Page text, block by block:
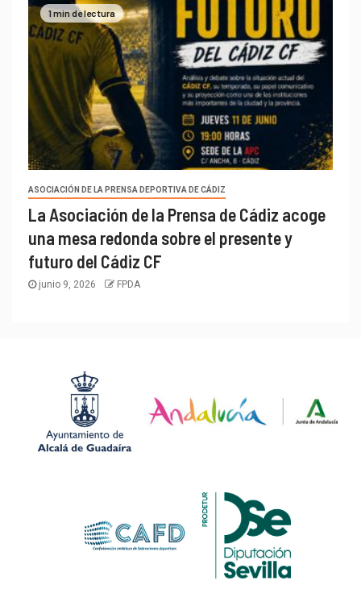
1 min de lectura
ASOCIACIÓN DE LA PRENSA DEPORTIVA DE CÁDIZ
La Asociación de la Prensa de Cádiz acoge
una mesa redonda sobre el presente y
futuro del Cádiz CF
junio 9, 2026 FPDA